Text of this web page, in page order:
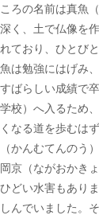
ろの名前は真魚
く、土で仏像を
ており、ひとび
は勉強にはげみ、
ばらしい成績で
校）へ入るため
なる道を歩むはず
かんむてんのう
京（ながおかき
どい水害もあり
んでいました。